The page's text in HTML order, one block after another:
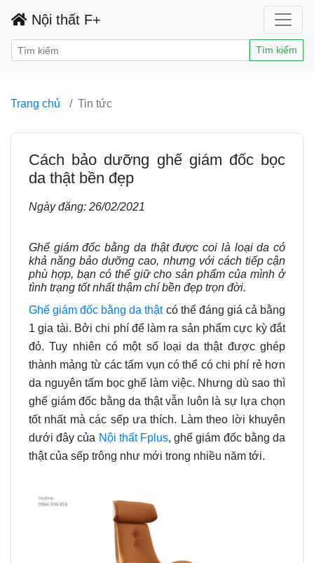
Nội thất F+
Tìm kiếm
Trang chủ Tin tức
Cách bảo dưỡng ghế giám đốc bọc
da thật bền đẹp
Ngày đăng: 26/02/2021
Ghế giám đốc bằng da thật được coi là loại da có
khả năng bảo dưỡng cao, nhưng với cách tiếp cận
phù hợp, bạn có thể giữ cho sản phẩm của mình ở
tình trạng tốt nhất thậm chí bền đẹp trọn đời.
Ghế giám đốc bằng da thậtcó thể đáng giá cả bằng
1 gia tài. Bởi chi phí để làm ra sản phẩm cực kỳ đắt
đỏ. Tuy nhiên có một số loại da thật được ghép
thành mảng từ các tấm vụn có thể có chi phí rẻ hơn
da nguyên tấm bọc ghế làm việc. Nhưng dù sao thì
ghế giám đốc bằng da thật vẫn luôn là sự lựa chọn
tốt nhất mà các sếp ưa thích. Làm theo lời khuyên
dưới đây của Nội thất Fplus, ghế giám đốc bằng da
thật của sếp trông như mới trong nhiều năm tới.